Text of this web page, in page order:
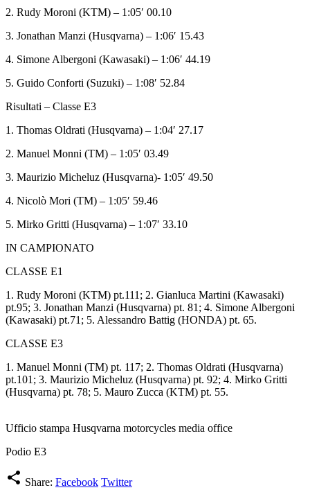
2. Rudy Moroni (KTM) – 1:05′ 00.10
3. Jonathan Manzi (Husqvarna) – 1:06′ 15.43
4. Simone Albergoni (Kawasaki) – 1:06′ 44.19
5. Guido Conforti (Suzuki) – 1:08′ 52.84
Risultati – Classe E3
1. Thomas Oldrati (Husqvarna) – 1:04′ 27.17
2. Manuel Monni (TM) – 1:05′ 03.49
3. Maurizio Micheluz (Husqvarna)- 1:05′ 49.50
4. Nicolò Mori (TM) – 1:05′ 59.46
5. Mirko Gritti (Husqvarna) – 1:07′ 33.10
IN CAMPIONATO
CLASSE E1
1. Rudy Moroni (KTM) pt.111; 2. Gianluca Martini (Kawasaki)
pt.95; 3. Jonathan Manzi (Husqvarna) pt. 81; 4. Simone Albergoni
(Kawasaki) pt.71; 5. Alessandro Battig (HONDA) pt. 65.
CLASSE E3
1. Manuel Monni (TM) pt. 117; 2. Thomas Oldrati (Husqvarna)
pt.101; 3. Maurizio Micheluz (Husqvarna) pt. 92; 4. Mirko Gritti
(Husqvarna) pt. 78; 5. Mauro Zucca (KTM) pt. 55.
Ufficio stampa Husqvarna motorcycles media office
Podio E3
share Share: Facebook Twitter